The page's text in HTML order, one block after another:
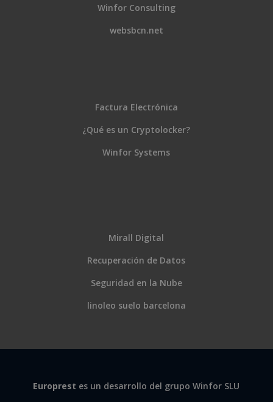
Winfor Consulting
websbcn.net
Factura Electrónica
¿Qué es un Cryptolocker?
Winfor Systems
Mirall Digital
Recuperación de Datos
Seguridad en la Nube
linoleo suelo barcelona
Europrest es un desarrollo del grupo Winfor SLU